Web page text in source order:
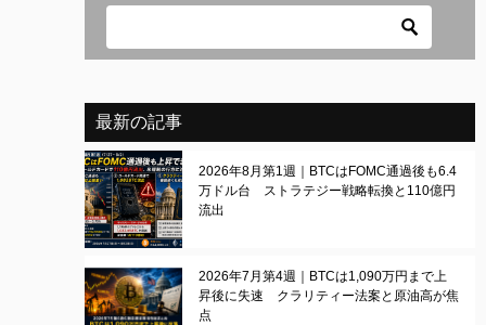
最新の記事
2026年8月第1週｜BTCはFOMC通過後も6.4
万ドル台 ストラテジー戦略転換と110億円
流出
2026年7月第4週｜BTCは1,090万円まで上
昇後に失速 クラリティー法案と原油高が焦
点